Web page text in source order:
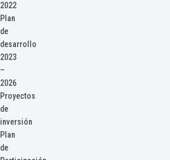
2022
Plan
de
desarrollo
2023
–
2026
Proyectos
de
inversión
Plan
de